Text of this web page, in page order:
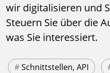
wir digitalisieren und
Steuern Sie über die
was Sie interessiert.
#Schnittstellen, API